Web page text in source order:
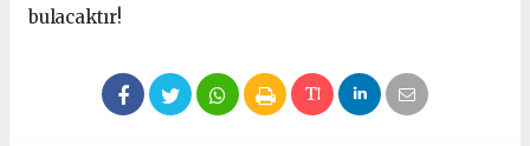
bulacaktır!